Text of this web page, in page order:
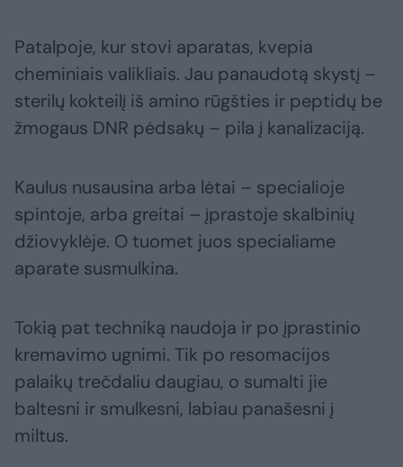
Patalpoje, kur stovi aparatas, kvepia
cheminiais valikliais. Jau panaudotą skystį –
sterilų kokteilį iš amino rūgšties ir peptidų be
žmogaus DNR pėdsakų – pila į kanalizaciją.
Kaulus nusausina arba lėtai – specialioje
spintoje, arba greitai – įprastoje skalbinių
džiovyklėje. O tuomet juos specialiame
aparate susmulkina.
Tokią pat techniką naudoja ir po įprastinio
kremavimo ugnimi. Tik po resomacijos
palaikų trečdaliu daugiau, o sumalti jie
baltesni ir smulkesni, labiau panašesni į
miltus.